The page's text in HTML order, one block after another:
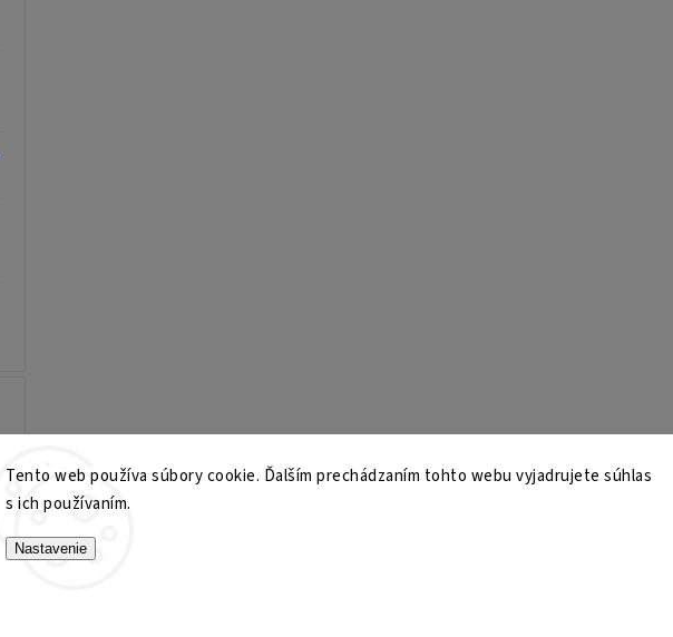
Tento web používa súbory cookie. Ďalším prechádzaním tohto webu vyjadrujete súhlas
s ich používaním.
Nastavenie